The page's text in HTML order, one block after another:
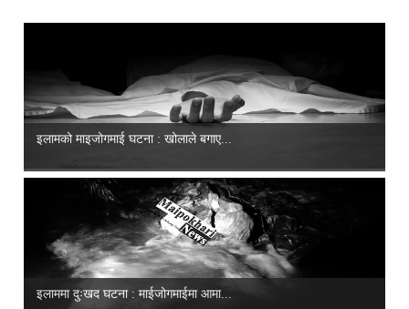
इलामको माइजोगमाई घटना : खोलाले बगाए...
इलाममा दुःखद घटना : माईजोगमाईमा आमा...